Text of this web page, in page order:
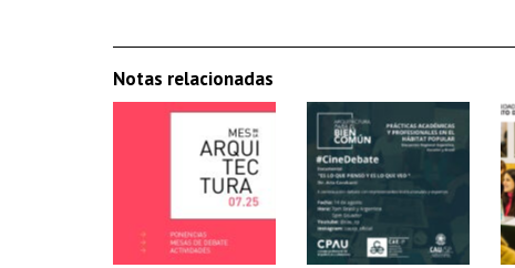
Notas relacionadas